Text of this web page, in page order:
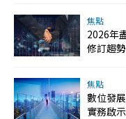
焦點
2026年
修訂趨勢
焦點
數位發
實務啟示